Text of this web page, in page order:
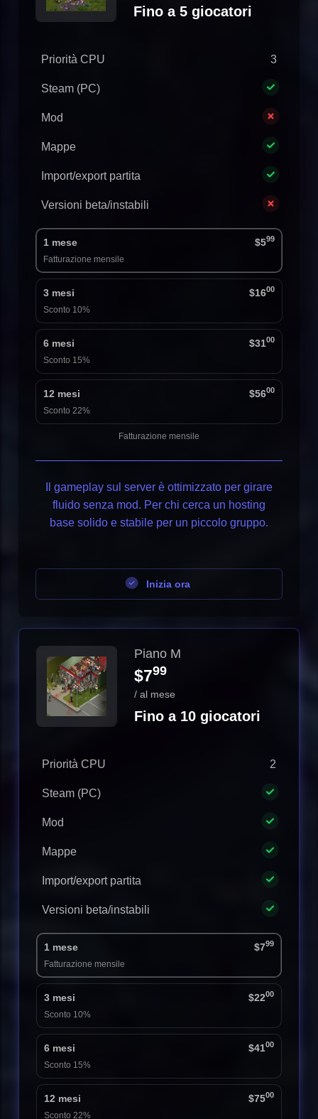
Fino a 5 giocatori
Priorità CPU 3
Steam (PC)
Mod
Mappe
Import/export partita
Versioni beta/instabili
1 mese $599
Fatturazione mensile
3 mesi $1600
Sconto 10%
6 mesi $3100
Sconto 15%
12 mesi $5600
Sconto 22%
Fatturazione mensile
Il gameplay sul server è ottimizzato per girare
fluido senza mod. Per chi cerca un hosting
base solido e stabile per un piccolo gruppo.
Inizia ora
Piano M
$799
/ al mese
Fino a 10 giocatori
Priorità CPU 2
Steam (PC)
Mod
Mappe
Import/export partita
Versioni beta/instabili
1 mese $799
Fatturazione mensile
3 mesi $2200
Sconto 10%
6 mesi $4100
Sconto 15%
12 mesi $7500
Sconto 22%